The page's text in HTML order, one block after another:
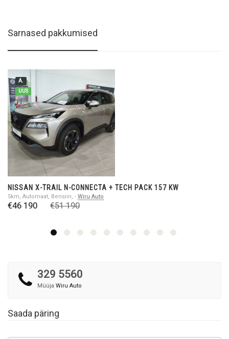
Sarnased pakkumised
A.
UUS
NISSAN X-TRAIL N-CONNECTA + TECH PACK 157 KW
5km, Automaat, Bensiin, - Wiru Auto
€46 190 €51 190
329 5560
Müüja Wiru Auto
Saada päring